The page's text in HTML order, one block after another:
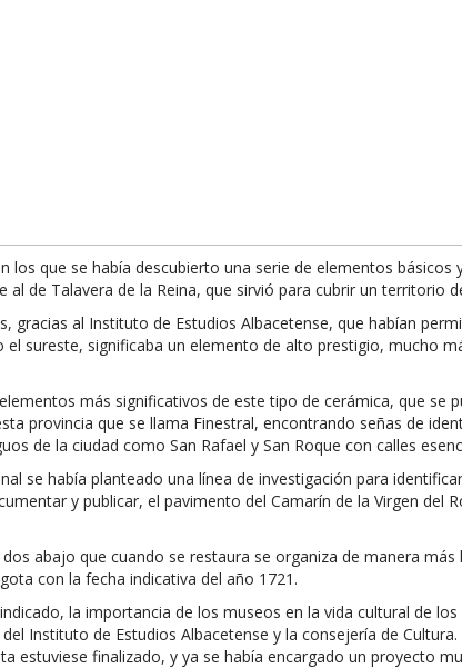
los que se había descubierto una serie de elementos
de Talavera de la Reina, que sirvió para cubrir un territorio
gracias al Instituto de Estudios Albacetense, que habían
sureste, significaba un elemento de alto prestigio, mucho
más significativos de este tipo de cerámica, que se
provincia que se llama Finestral, encontrando señas de
de la ciudad como San Rafael y San Roque con calles
se había planteado una línea de investigación para
y publicar, el pavimento del Camarín de la Virgen del
abajo que cuando se restaura se organiza de manera
con la fecha indicativa del año 1721.
la importancia de los museos en la vida cultural de
Instituto de Estudios Albacetense y la consejería de
estuviese finalizado, y ya se había encargado un proyecto